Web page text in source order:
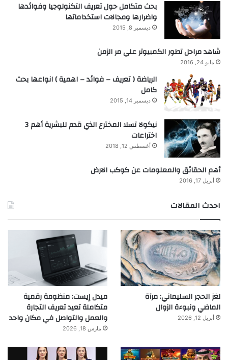
بحث متكامل حول تعريف التكنولوجيا وفوائدها
واضرارها ومجالات استخداماتها
ديسمبر 8, 2015
شاهد مراحل تطور الكمبيوتر علي مر الزمن
مايو 24, 2016
الرياضة ( تعريف – فوائد – اهمية ) انواعها بحث
كامل
ديسمبر 14, 2015
نيكولا تسلا المخترع الذي قدم للبشرية أهم 3
اختراعات
أغسطس 12, 2018
أهم الحقائق والمعلومات عن كوكب الارض
أبريل 17, 2016
احدث المقالات
لغز الحجر السليماني: مرآة
الماضي ونبوءة الزوال
أبريل 12, 2026
ميدل إيست: منظومة رقمية
متكاملة تعيد تعريف التجارة
والعمل والتواصل في مكان واحد
مارس 18, 2026